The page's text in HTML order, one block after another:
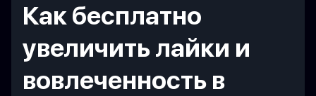
Как бесплатно
увеличить лайки и
вовлеченность в